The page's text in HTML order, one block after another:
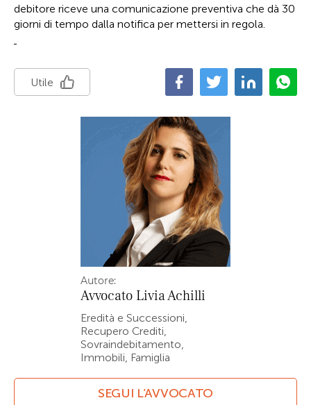
debitore riceve una comunicazione preventiva che dà 30
giorni di tempo dalla notifica per mettersi in regola.
Utile
Autore:
Avvocato Livia Achilli
Eredità e Successioni,
Recupero Crediti,
Sovraindebitamento,
Immobili, Famiglia
SEGUI L’AVVOCATO